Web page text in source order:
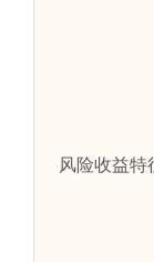
风险收益特